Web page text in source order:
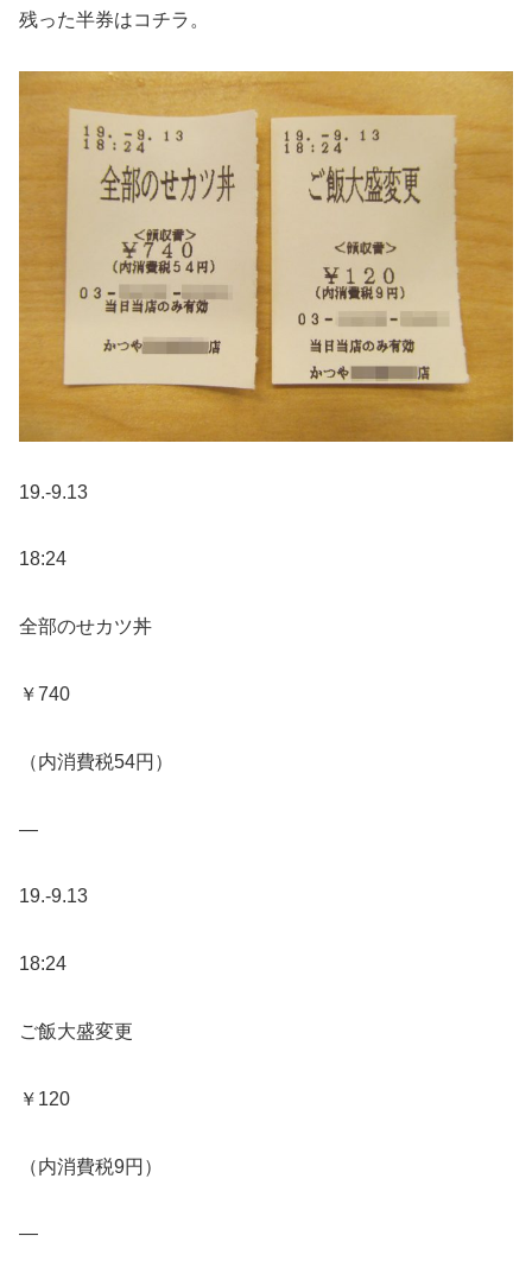
残った半券はコチラ。
19.-9.13
18:24
全部のせカツ丼
￥740
（内消費税54円）
—
19.-9.13
18:24
ご飯大盛変更
￥120
（内消費税9円）
—